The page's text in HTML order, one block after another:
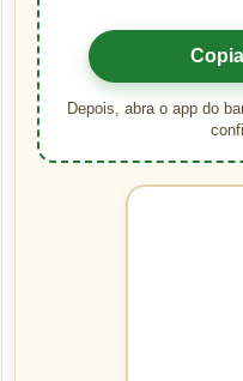
Depois, abra o app do